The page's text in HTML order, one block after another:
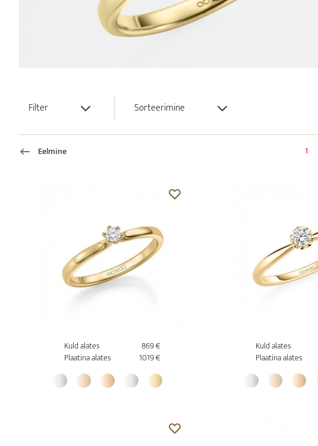
Filter Sorteerimine
Eelmine 1
Kuld alates
869 €
Plaatina alates
1019 €
Kuld alates
Plaatina alates